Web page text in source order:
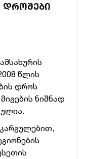
ᲓᲠᲝᲨᲔᲑᲘ
წლის
დროს
ნიშნად